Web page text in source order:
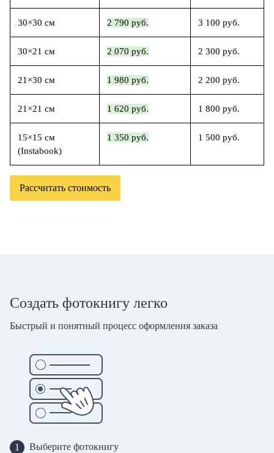
30×30 см 2 790 руб. 3 100 руб.
30×21 см 2 070 руб. 2 300 руб.
21×30 см 1 980 руб. 2 200 руб.
21×21 см 1 620 руб. 1 800 руб.
15×15 см
(Instabook)
1 350 руб. 1 500 руб.
Рассчитать стоимость
Создать фотокнигу легко
Быстрый и понятный процесс оформления заказа
1 Выберите фотокнигу